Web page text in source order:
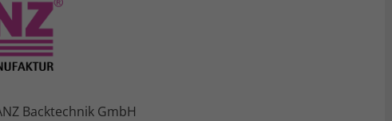
Backtechnik GmbH